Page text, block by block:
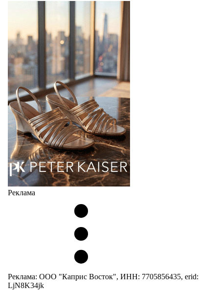
перевыпустил свой хит - кроссовки
Bubble
Популярный силуэт бренда,1999 года выпуска,
соответствует сегодняшнему тренду на
сникерины (гибридный вариант балеток и
кроссовок обтекаемой формы и с тонкой подошвой).
Но в модели Miu Miu Bubble присутствует еще и…
05.08.2026 3966
Реклама
Реклама: ООО "Каприс Восток", ИНН: 7705856435, erid:
LjN8K34jk